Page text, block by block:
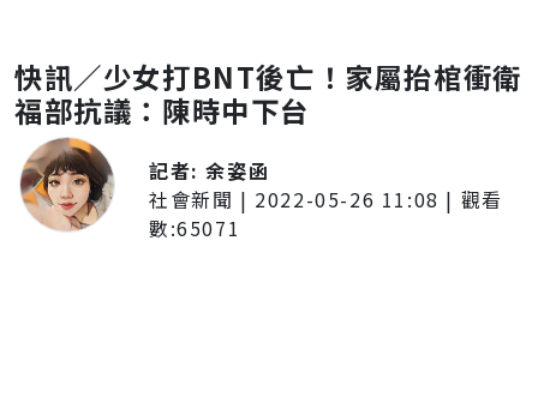
快訊／少女打BNT後亡！家屬抬棺衝衛
福部抗議：陳時中下台
記者:余姿函
社會新聞 | 2022-05-26 11:08 | 觀看
數:65071